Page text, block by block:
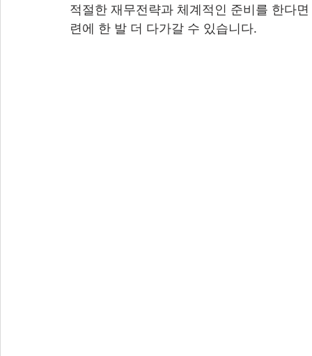
적절한 재무전략과 체계적인 준비를 한다
련에 한 발 더 다가갈 수 있습니다.